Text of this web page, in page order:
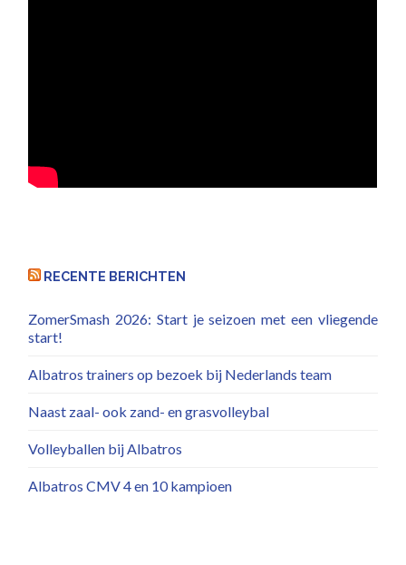
RECENTE BERICHTEN
ZomerSmash 2026: Start je seizoen met een vliegende
start!
Albatros trainers op bezoek bij Nederlands team
Naast zaal- ook zand- en grasvolleybal
Volleyballen bij Albatros
Albatros CMV 4 en 10 kampioen